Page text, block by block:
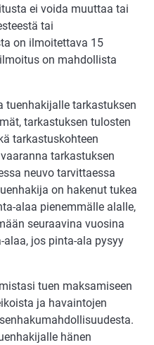
ei voida muuttaa tai
tai
on ilmoitettava 15
on mahdollista
tuenhakijalle tarkastuksen
tarkastuksen tulosten
tarkastuskohteen
tarkastuksen
neuvo tarvittaessa
on hakenut tukea
alaa pienemmälle alalle,
seuraavina vuosina
jos pinta-ala pysyy
tuen maksamiseen
ja havaintojen
hänen